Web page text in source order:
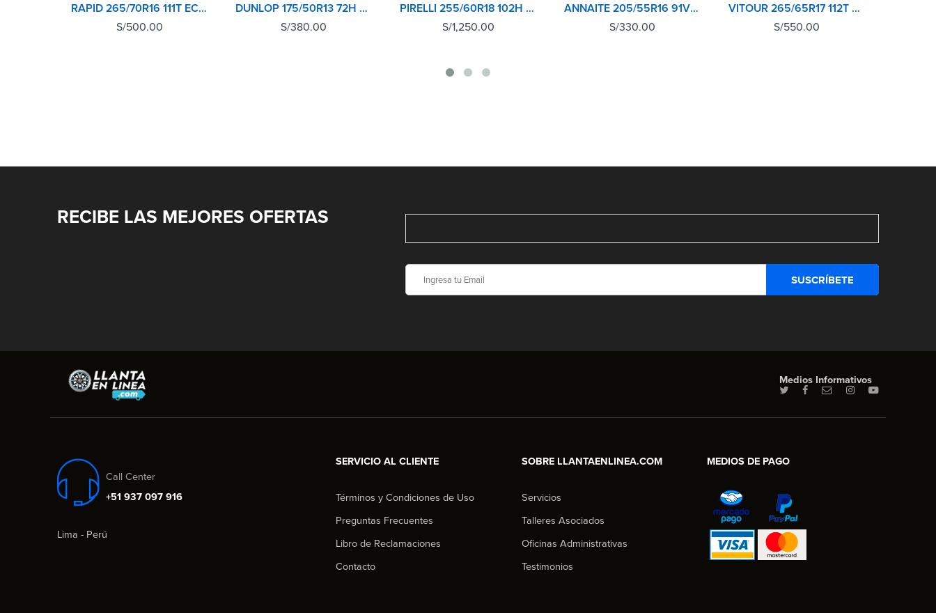
RAPID 265/70R16 111T ECOLANDER AT
S/500.00
DUNLOP 175/50R13 72H SP SPORT LM704 TH
S/380.00
PIRELLI 255/60R18 102H SCORPION A/T+
S/1,250.00
ANNAITE 205/55R16 91V AN518
S/330.00
VITOUR 265/65R17 112T SAFARI ATX
S/550.00
RECIBE LAS MEJORES OFERTAS
Medios Informativos
Call Center
+51 937 097 916
Lima - Perú
SERVICIO AL CLIENTE
Términos y Condiciones de Uso
Preguntas Frecuentes
Libro de Reclamaciones
Contacto
SOBRE LLANTAENLINEA.COM
Servicios
Talleres Asociados
Oficinas Administrativas
Testimonios
MEDIOS DE PAGO